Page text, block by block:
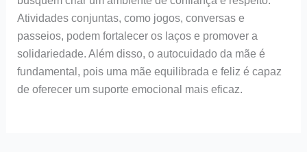
Atividades conjuntas, como jogos, conversas e
passeios, podem fortalecer os laços e promover a
solidariedade. Além disso, o autocuidado da mãe é
fundamental, pois uma mãe equilibrada e feliz é capaz
de oferecer um suporte emocional mais eficaz.